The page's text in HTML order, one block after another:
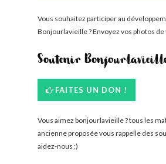
Vous souhaitez participer au
Bonjourlavieille ? Envoyez vos photos de
Soutenir
FAITES UN DON !
Vous aimez bonjourlavieille ? tous les
ancienne proposée vous rappelle des
aidez-nous ;)